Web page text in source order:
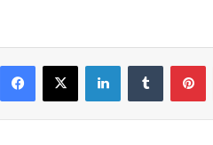
Facebook
X LinkedInTumblr